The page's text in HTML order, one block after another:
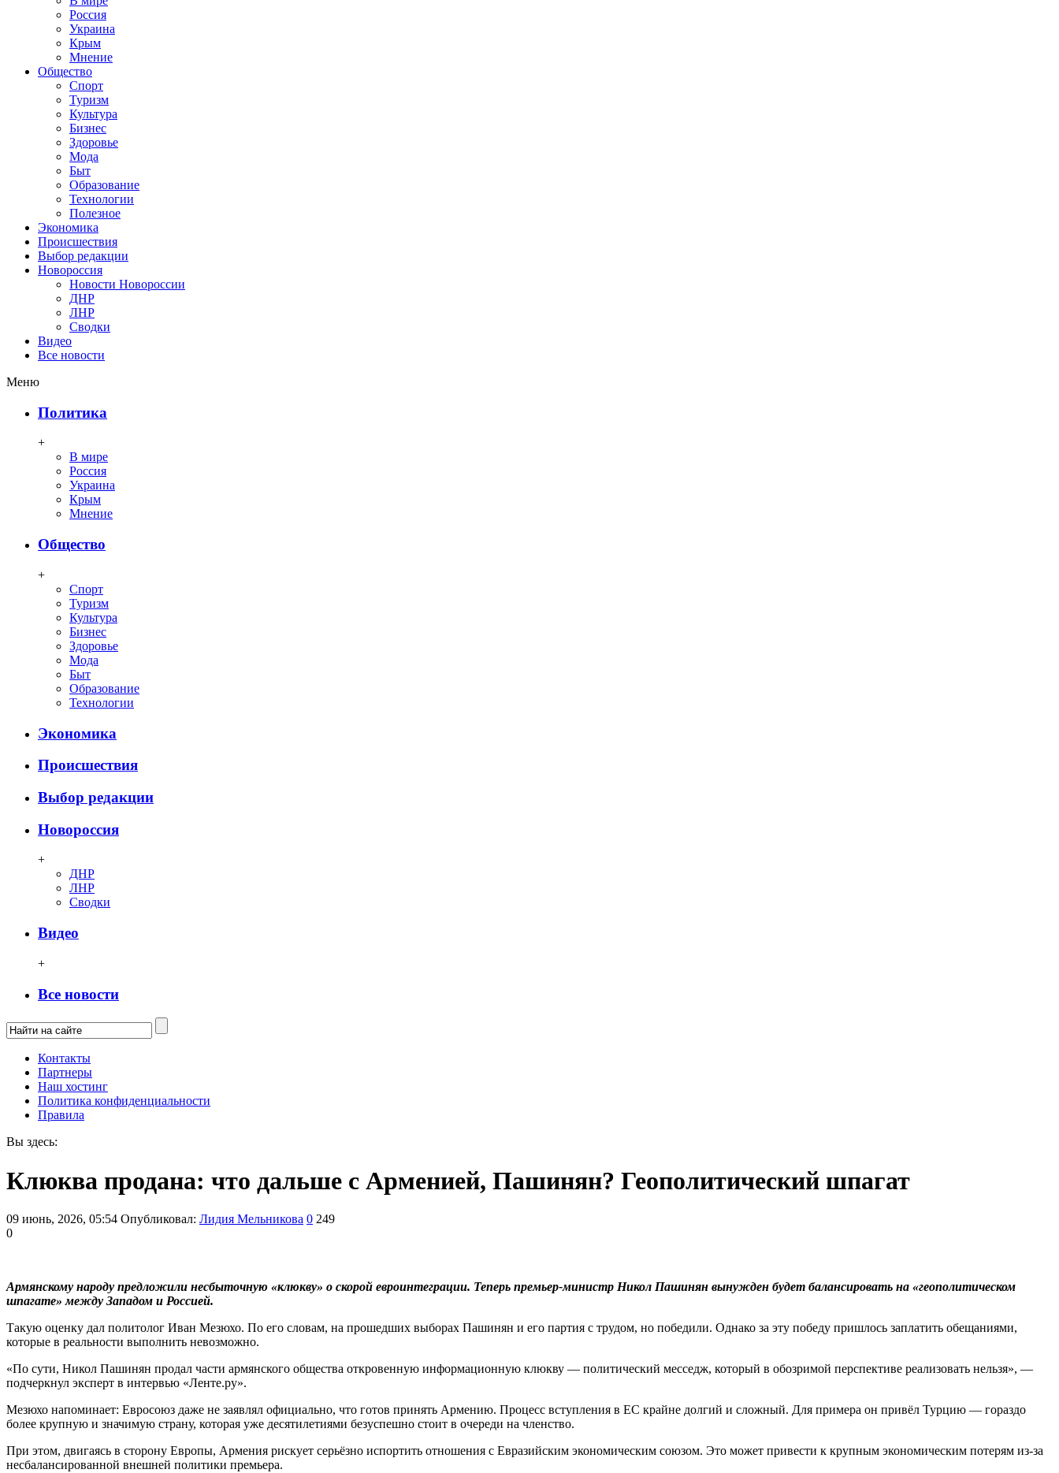
Россия
Украина
Крым
Мнение
Общество
Спорт
Туризм
Культура
Бизнес
Здоровье
Мода
Быт
Образование
Технологии
Полезное
Экономика
Происшествия
Выбор редакции
Новороссия
Новости Новороссии
ДНР
ЛНР
Сводки
Видео
Все новости
Меню
Политика
+
В мире
Россия
Украина
Крым
Мнение
Общество
+
Спорт
Туризм
Культура
Бизнес
Здоровье
Мода
Быт
Образование
Технологии
Экономика
Происшествия
Выбор редакции
Новороссия
+
ДНР
ЛНР
Сводки
Видео
+
Все новости
Контакты
Партнеры
Наш хостинг
Политика конфиденциальности
Правила
Вы здесь:
Клюква продана: что дальше с Арменией, Пашинян? Геополитический шпагат
09 июнь, 2026, 05:54 Опубликовал: Лидия Мельникова 0 249
0
Армянскому народу предложили несбыточную «клюкву» о скорой евроинтеграции. Теперь премьер-министр Никол Пашинян вынужден будет балансировать на «геополитическом
шпагате» между Западом и Россией.
Такую оценку дал политолог Иван Мезюхо. По его словам, на прошедших выборах Пашинян и его партия с трудом, но победили. Однако за эту победу пришлось заплатить обещаниями,
которые в реальности выполнить невозможно.
«По сути, Никол Пашинян продал части армянского общества откровенную информационную клюкву — политический месседж, который в обозримой перспективе реализовать нельзя», —
подчеркнул эксперт в интервью «Ленте.ру».
Мезюхо напоминает: Евросоюз даже не заявлял официально, что готов принять Армению. Процесс вступления в ЕС крайне долгий и сложный. Для примера он привёл Турцию — гораздо
более крупную и значимую страну, которая уже десятилетиями безуспешно стоит в очереди на членство.
При этом, двигаясь в сторону Европы, Армения рискует серьёзно испортить отношения с Евразийским экономическим союзом. Это может привести к крупным экономическим потерям из-за
несбалансированной внешней политики премьера.